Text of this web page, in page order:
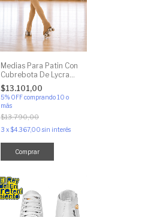
Medias Para Patin Con
Cubrebota De Lycra
Modellini
$13.101,00
5% OFFcomprando 10 o
más
$13.790,00
3 x$4.367,00 sin interés
Comprar